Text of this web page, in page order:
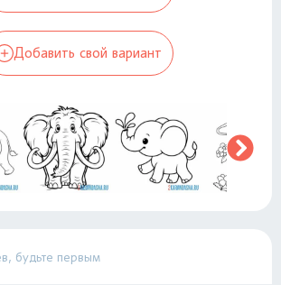
Добавить свой вариант
будьте первым